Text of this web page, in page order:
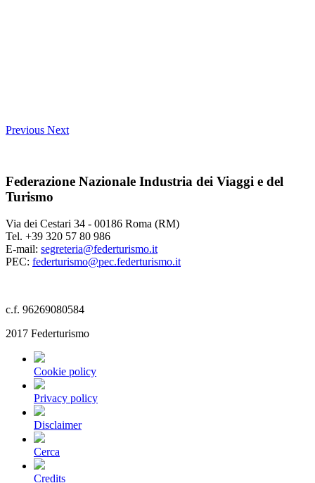
Previous Next
Federazione Nazionale Industria dei Viaggi e del
Turismo
Via dei Cestari 34 - 00186 Roma (RM)
Tel. +39 320 57 80 986
E-mail: segreteria@federturismo.it
PEC: federturismo@pec.federturismo.it
c.f. 96269080584
2017 Federturismo
Cookie policy
Privacy policy
Disclaimer
Cerca
Credits